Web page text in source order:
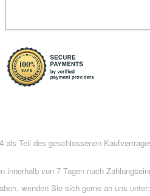
als Teil des geschlossenen
von 7 Tagen nach
wenden Sie sich gerne an uns unter: